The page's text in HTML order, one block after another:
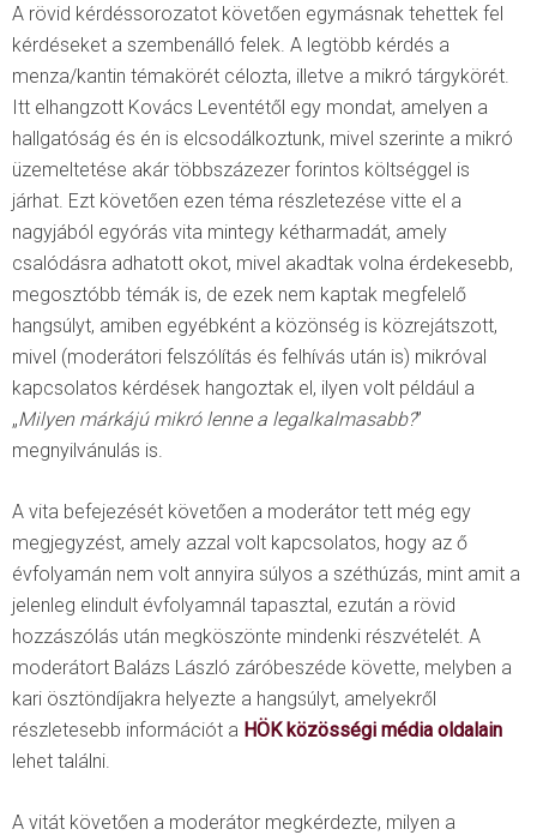
A rövid kérdéssorozatot követően egymásnak tehettek fel
kérdéseket a szembenálló felek. A legtöbb kérdés a
menza/kantin témakörét célozta, illetve a mikró tárgykörét.
Itt elhangzott Kovács Leventétől egy mondat, amelyen a
hallgatóság és én is elcsodálkoztunk, mivel szerinte a mikró
üzemeltetése akár többszázezer forintos költséggel is
járhat. Ezt követően ezen téma részletezése vitte el a
nagyjából egyórás vita mintegy kétharmadát, amely
csalódásra adhatott okot, mivel akadtak volna érdekesebb,
megosztóbb témák is, de ezek nem kaptak megfelelő
hangsúlyt, amiben egyébként a közönség is közrejátszott,
mivel (moderátori felszólítás és felhívás után is) mikróval
kapcsolatos kérdések hangoztak el, ilyen volt például a
„Milyen márkájú mikró lenne a legalkalmasabb?”
megnyilvánulás is.
A vita befejezését követően a moderátor tett még egy
megjegyzést, amely azzal volt kapcsolatos, hogy az ő
évfolyamán nem volt annyira súlyos a széthúzás, mint amit a
jelenleg elindult évfolyamnál tapasztal, ezután a rövid
hozzászólás után megköszönte mindenki részvételét. A
moderátort Balázs László záróbeszéde követte, melyben a
kari ösztöndíjakra helyezte a hangsúlyt, amelyekről
részletesebb információt a HÖK közösségi média oldalain
lehet találni.
A vitát követően a moderátor megkérdezte, milyen a